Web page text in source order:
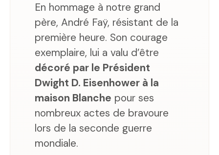
En hommage à notre grand
père, André Faÿ, résistant de la
première heure. Son courage
exemplaire, lui a valu d’être
décoré par le Président
Dwight D. Eisenhower à la
maison Blanche pour ses
nombreux actes de bravoure
lors de la seconde guerre
mondiale.